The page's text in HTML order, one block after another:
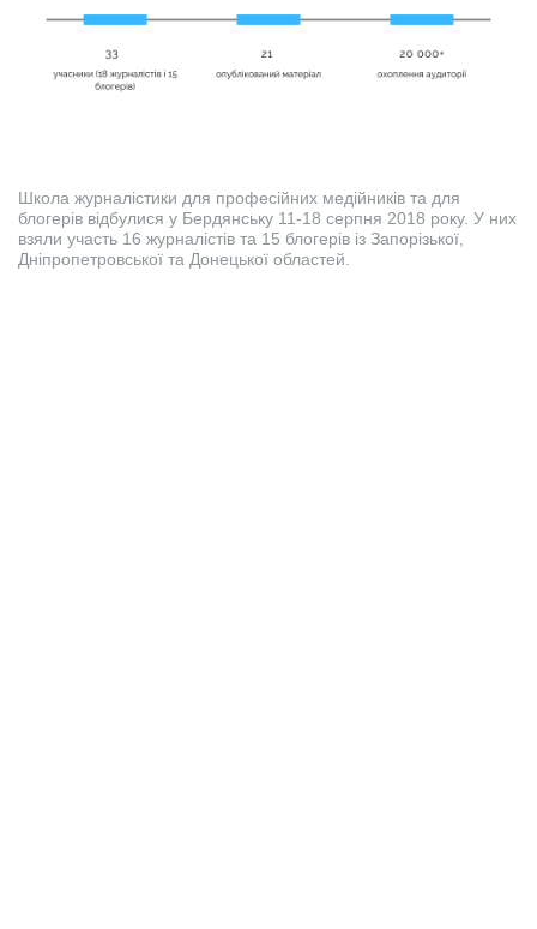
Школа журналістики для професійних медійників та для
блогерів відбулися у Бердянську 11-18 серпня 2018 року. У них
взяли участь 16 журналістів та 15 блогерів із Запорізької,
Дніпропетровської та Донецької областей.